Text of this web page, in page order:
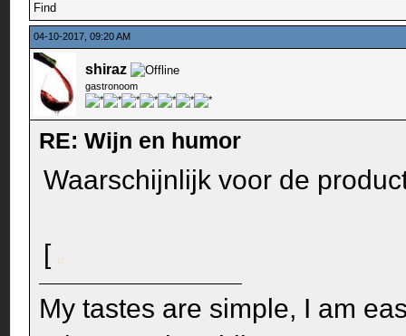
Find
04-10-2017, 09:20 AM
shiraz
gastronoom
RE: Wijn en humor
Waarschijnlijk voor de
[
My tastes are simple, I am